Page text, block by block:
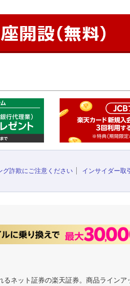
グ詐欺にご注意ください インサイダー取
ネット証券の楽天証券。商品ライン